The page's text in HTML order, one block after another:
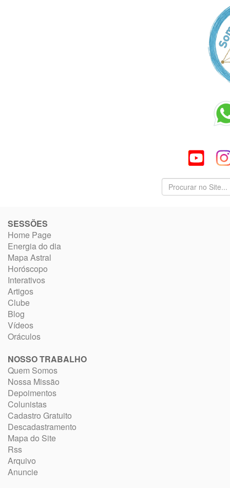
SESSÕES
Home Page
Energia do dia
Mapa Astral
Horóscopo
Interativos
Artigos
Clube
Blog
Vídeos
Oráculos
NOSSO TRABALHO
Quem Somos
Nossa Missão
Depoimentos
Colunistas
Cadastro Gratuito
Descadastramento
Mapa do Site
Rss
Arquivo
Anuncie